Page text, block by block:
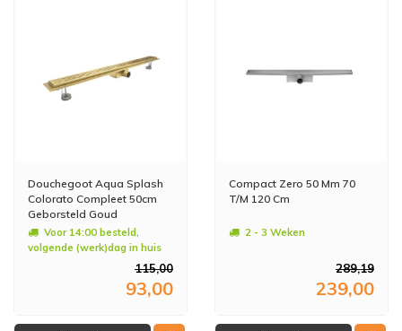
Douchegoot Aqua Splash
Colorato Compleet 50cm
Geborsteld Goud
Voor 14:00 besteld,
volgende (werk)dag in huis
115,00
93,00
Compact Zero 50 Mm 70
T/M 120 Cm
2 - 3 Weken
289,19
239,00